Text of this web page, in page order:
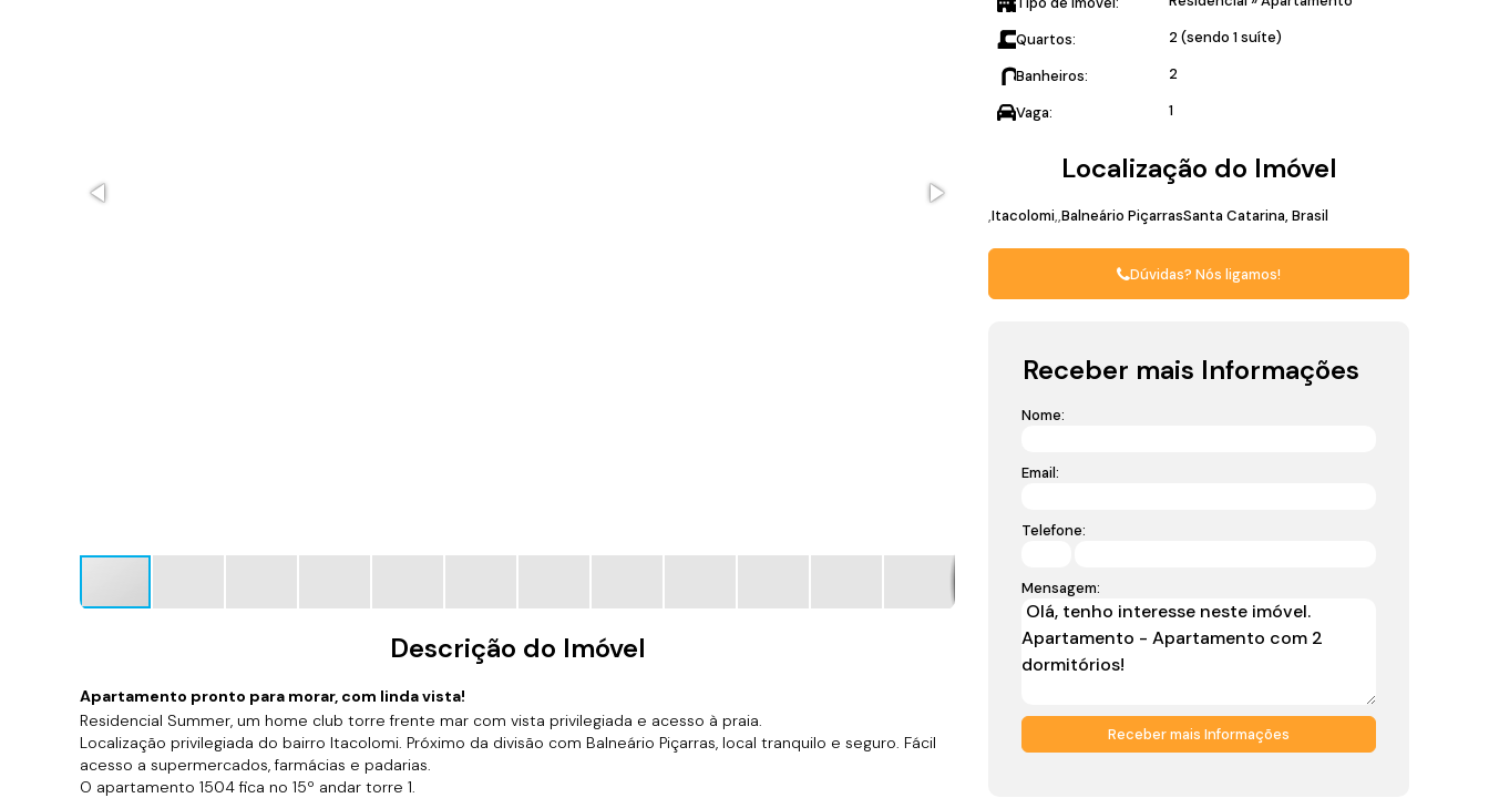
Descrição do Imóvel
Apartamento pronto para morar, com linda vista!
Residencial Summer, um home club torre frente mar com vista privilegiada e acesso à praia.
Localização privilegiada do bairro Itacolomi. Próximo da divisão com Balneário Piçarras, local tranquilo e seguro. Fácil
acesso a supermercados, farmácias e padarias.
O apartamento 1504 fica no 15º andar torre 1.
Quartos: 2 (sendo 1 suíte)
Banheiros: 2
Vaga: 1
Localização do Imóvel
Itacolomi Balneário PiçarrasSanta Catarina, Brasil
Dúvidas? Nós ligamos!
Receber mais Informações
Nome:
Email:
Telefone:
Mensagem: